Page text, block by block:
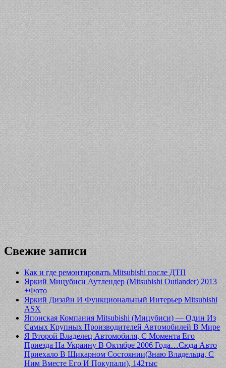
Свежие записи
Как и где ремонтировать Mitsubishi после ДТП
Яркий Мицубиси Аутлендер (Mitsubishi Outlander) 2013
+Фото
Яркий Дизайн И Функциональный Интерьер Mitsubishi
ASX
Японская Компания Mitsubishi (Мицубиси) — Один Из
Самых Крупных Производителей Автомобилей В Мире
Я Второй Владелец Автомобиля, С Момента Его
Приезда На Украину В Октябре 2006 Года…Сюда Авто
Приехало В Шикарном Состоянии(Знаю Владельца, С
Ним Вместе Его И Покупали), 142тыс